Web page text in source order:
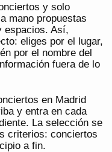
y solo
mano propuestas
espacios. Así,
eliges por el lugar,
por el nombre del
fuera de lo
en Madrid
y entra en cada
La selección se
criterios: conciertos
a fin.